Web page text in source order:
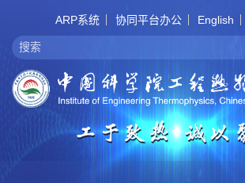
ARP系统 协同平台办公 English